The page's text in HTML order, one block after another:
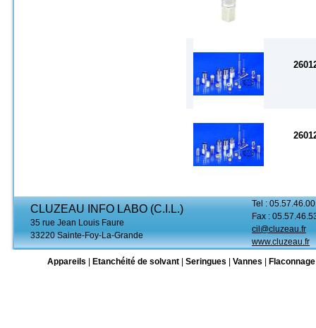
CLUZEAU INFO LABO (C.I.L.)
35 rue Jean Louis Faure
33220 Sainte-Foy-La-Grande
Tel :
Fax :
cil@cluzeau.fr
www.cluzeau.fr
Appareils
Etanchéité de solvant Seringues Vannes Flaconnage